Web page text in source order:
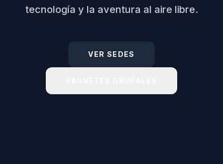
tecnología y la aventura al aire libre.
VER SEDES